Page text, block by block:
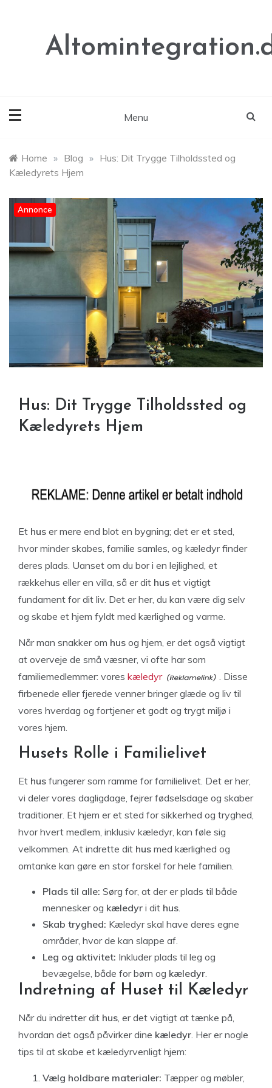
Menu
Home » Blog » Hus: Dit Trygge Tilholdssted og
Kæledyrets Hjem
Annonce
Hus: Dit Trygge Tilholdssted og
Kæledyrets Hjem
Et hus er mere end blot en bygning; det er et sted,
hvor minder skabes, familie samles, og kæledyr finder
deres plads. Uanset om du bor i en lejlighed, et
rækkehus eller en villa, så er dit hus et vigtigt
fundament for dit liv. Det er her, du kan være dig selv
og skabe et hjem fyldt med kærlighed og varme.
Når man snakker om hus og hjem, er det også vigtigt
at overveje de små væsner, vi ofte har som
familiemedlemmer: vores kæledyr
. Disse
firbenede eller fjerede venner bringer glæde og liv til
vores hverdag og fortjener et godt og trygt miljø i
vores hjem.
Husets Rolle i Familielivet
Et hus fungerer som ramme for familielivet. Det er her,
vi deler vores dagligdage, fejrer fødselsdage og skaber
traditioner. Et hjem er et sted for sikkerhed og tryghed,
hvor hvert medlem, inklusiv kæledyr, kan føle sig
velkommen. At indrette dit hus med kærlighed og
omtanke kan gøre en stor forskel for hele familien.
Plads til alle: Sørg for, at der er plads til både
mennesker og kæledyr i dit hus
Skab tryghed: Kæledyr skal have deres egne
områder, hvor de kan slappe af.
Leg og aktivitet: Inkluder plads til leg og
bevægelse, både for børn og kæledyr
Indretning af Huset til Kæledyr
Når du indretter dit hus , er det vigtigt at tænke på,
hvordan det også påvirker dine kæledyr . Her er nogle
tips til at skabe et kæledyrvenligt hjem:
Vælg holdbare materialer: Tæpper og møbler,